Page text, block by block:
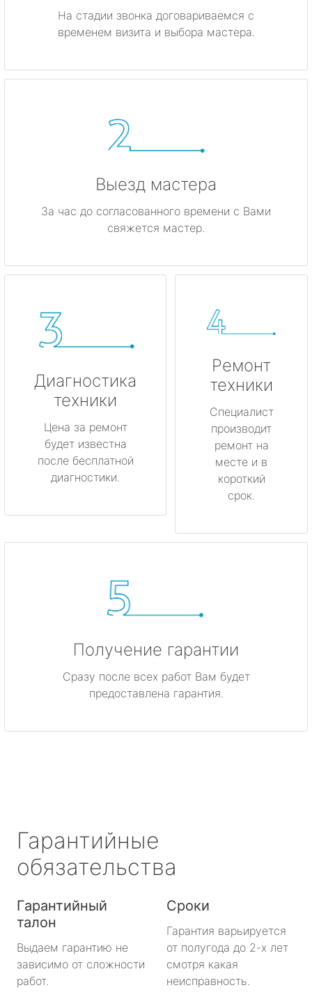
На стадии звонка договариваемся с
временем визита и выбора мастера.
Выезд мастера
За час до согласованного времени с Вами
свяжется мастер.
Диагностика
техники
Цена за ремонт
будет известна
после бесплатной
диагностики.
Ремонт
техники
Специалист
производит
ремонт на
месте и в
короткий
срок.
Получение гарантии
Сразу после всех работ Вам будет
предоставлена гарантия.
Гарантийные
обязательства
Гарантийный
талон
Выдаем гарантию не
зависимо от сложности
работ.
Сроки
Гарантия варьируется
от полугода до 2-х лет
смотря какая
неисправность.